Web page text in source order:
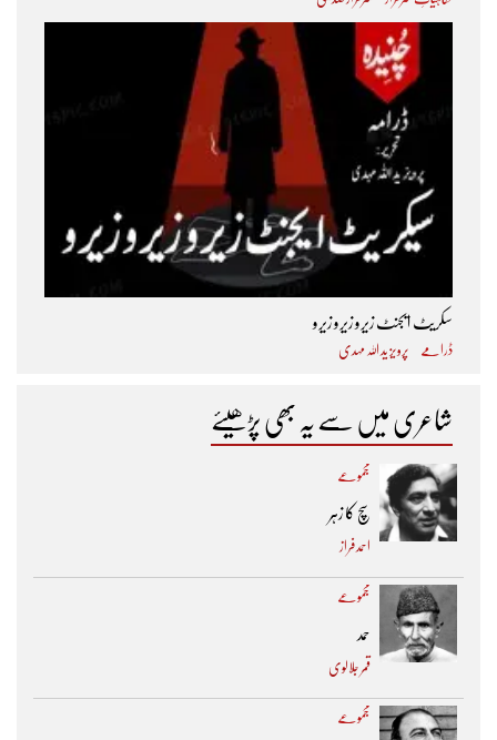
سکریٹ ایجنٹ زیرو زیرو زیرو
ڈرامے پرویز ید اللہ مہدی
شاعری میں سے یہ بھی پڑھیئے
مجموعے
سچ کا زہر
احمد فراز
مجموعے
حمد
قمر جلالوی
مجموعے